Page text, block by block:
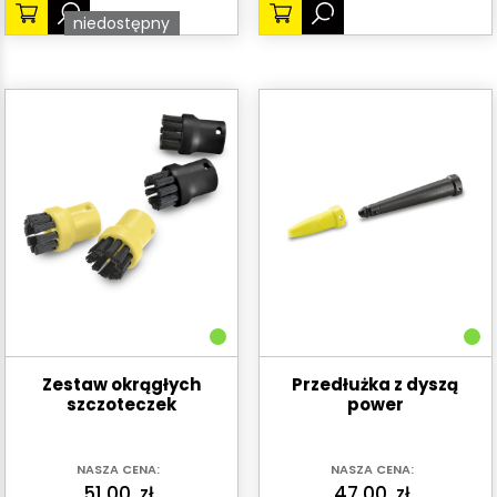
niedostępny
Zestaw okrągłych
szczoteczek
NASZA CENA:
Przedłużka z dyszą
power
NASZA CENA: